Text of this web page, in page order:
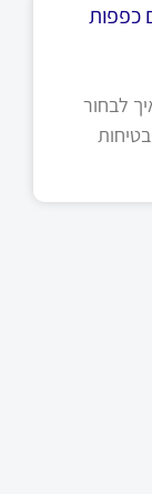
כפפות
לבחור